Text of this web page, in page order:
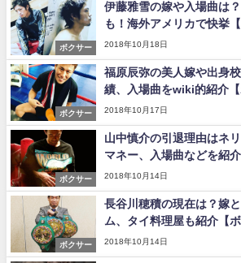
ボクサー
伊藤雅雪の嫁や入場曲は
も！海外アメリカで快挙【
2018年10月18日
ボクサー
福原辰弥の美人嫁や出身
績、入場曲をwiki的紹介【
2018年10月17日
ボクサー
山中慎介の引退理由はネ
マネー、入場曲などを紹
2018年10月14日
ボクサー
長谷川穂積の現在は？嫁
ム、タイ料理屋も紹介【ボ
2018年10月14日